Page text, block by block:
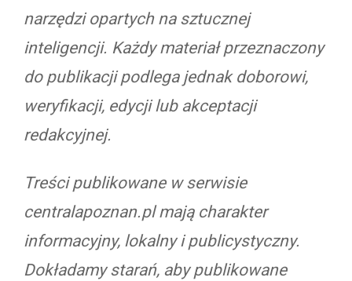
narzędzi opartych na sztucznej
inteligencji. Każdy materiał przeznaczony
do publikacji podlega jednak doborowi,
weryfikacji, edycji lub akceptacji
redakcyjnej.
Treści publikowane w serwisie
centralapoznan.pl mają charakter
informacyjny, lokalny i publicystyczny.
Dokładamy starań, aby publikowane